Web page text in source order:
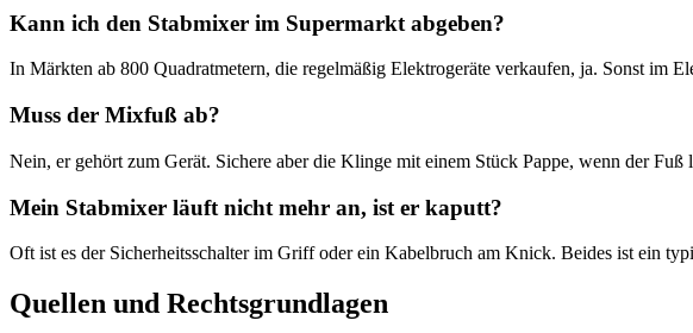
Kann ich den Stabmixer im Supermarkt abgeben?
In Märkten ab 800 Quadratmetern, die regelmäßig Elektrogeräte verkaufen, ja. Sonst im
Muss der Mixfuß ab?
Nein, er gehört zum Gerät. Sichere aber die Klinge mit einem Stück Pappe, wenn der Fuß
Mein Stabmixer läuft nicht mehr an, ist er kaputt?
Oft ist es der Sicherheitsschalter im Griff oder ein Kabelbruch am Knick. Beides ist ein
Quellen und Rechtsgrundlagen